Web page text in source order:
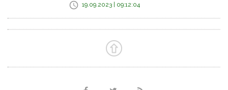
19.09.2023 | 09:12:04